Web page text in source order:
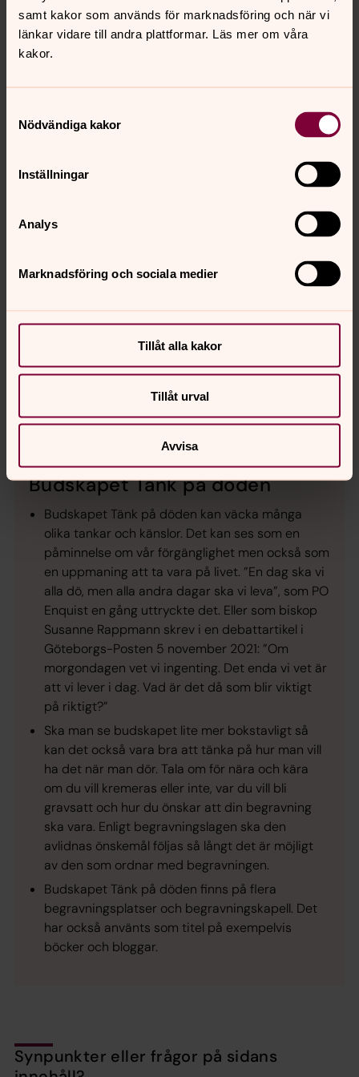
samt kakor som används för marknadsföring och när vi
länkar vidare till andra plattformar. Läs mer om våra
kakor.
Nödvändiga kakor
Inställningar
Analys
Marknadsföring och sociala medier
Tillåt alla kakor
Tillåt urval
Avvisa
Foto: Jaana Rintala Berndtsson
Det finns många sprickor och skador i stenblocken av
Budskapet Tänk på döden
Budskapet Tänk på döden kan väcka många
olika tankar och känslor. Det kan ses som en
påminnelse om vår förgänglighet men också som
en uppmaning att ta vara på livet. ”En dag ska vi
alla dö, men alla andra dagar ska vi leva”, som PO
Enquist en gång uttryckte det. Eller som biskop
Susanne Rappmann skrev i en debattartikel i
Göteborgs-Posten 5 november 2021: ”Om
morgondagen vet vi ingenting. Det enda vi vet är
att vi lever i dag. Vad är det då som blir viktigt
på riktigt?”
Ska man se budskapet lite mer bokstavligt så
kan det också vara bra att tänka på hur man vill
ha det när man dör. Tala om för nära och kära
om du vill kremeras eller inte, var du vill bli
gravsatt och hur du önskar att din begravning
ska vara. Enligt begravningslagen ska den
avlidnas önskemål följas så långt det är möjligt
av den som ordnar med begravningen.
Budskapet Tänk på döden finns på flera
begravningsplatser och begravningskapell. Det
har också använts som titel på exempelvis
böcker och bloggar.
Synpunkter eller frågor på sidans